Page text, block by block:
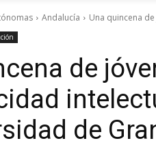
Andalucía Una quincena
de
de